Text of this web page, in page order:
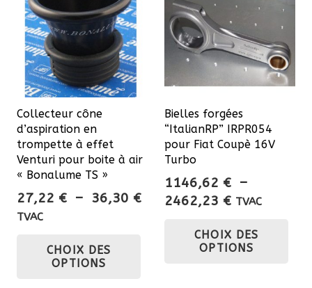
Collecteur cône
d’aspiration en
trompette à effet
Venturi pour boite à air
« Bonalume TS »
27,22 € – 36,30 €Plage
TVAC
CHOIX DES
OPTIONS
Bielles forgées
“ItalianRP” IRPR054
pour Fiat Coupè 16V
Turbo
1146,62 € –
2462,23 €Plage
prix :
1146,62 €
TVAC
CHOIX DES
OPTIONS